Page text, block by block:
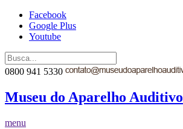
Facebook
Google Plus
Youtube
0800 941 5330
Museu do Aparelho Auditivo
menu